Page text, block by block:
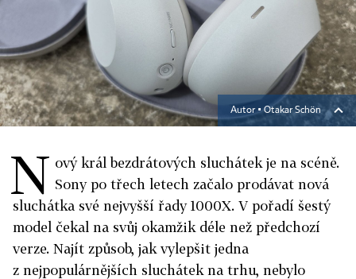
Autor ▪Otakar Schön
N ový král bezdrátových sluchátek je na scéně.
Sony po třech letech začalo prodávat nová
sluchátka své nejvyšší řady 1000X. V pořadí šestý
model čekal na svůj okamžik déle než předchozí
verze. Najít způsob, jak vylepšit jedna
z nejpopulárnějších sluchátek na trhu, nebylo